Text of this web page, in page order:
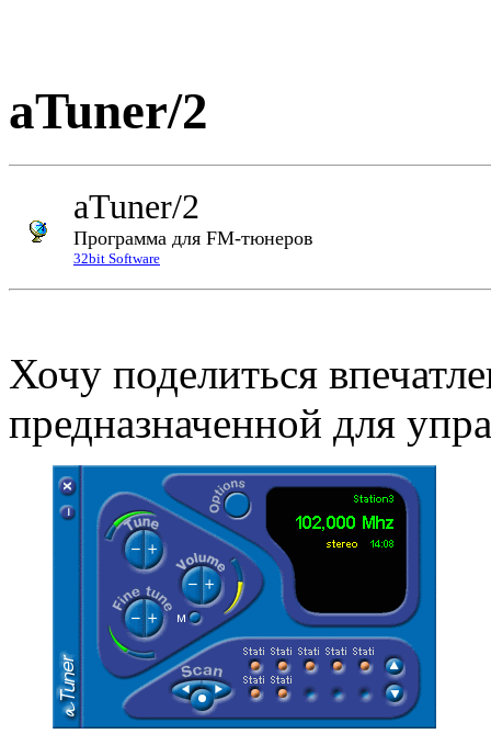
aTuner/2
aTuner/2
Программа для FM-тюнеров
32bit Software
Хочу поделиться
предназначенной для